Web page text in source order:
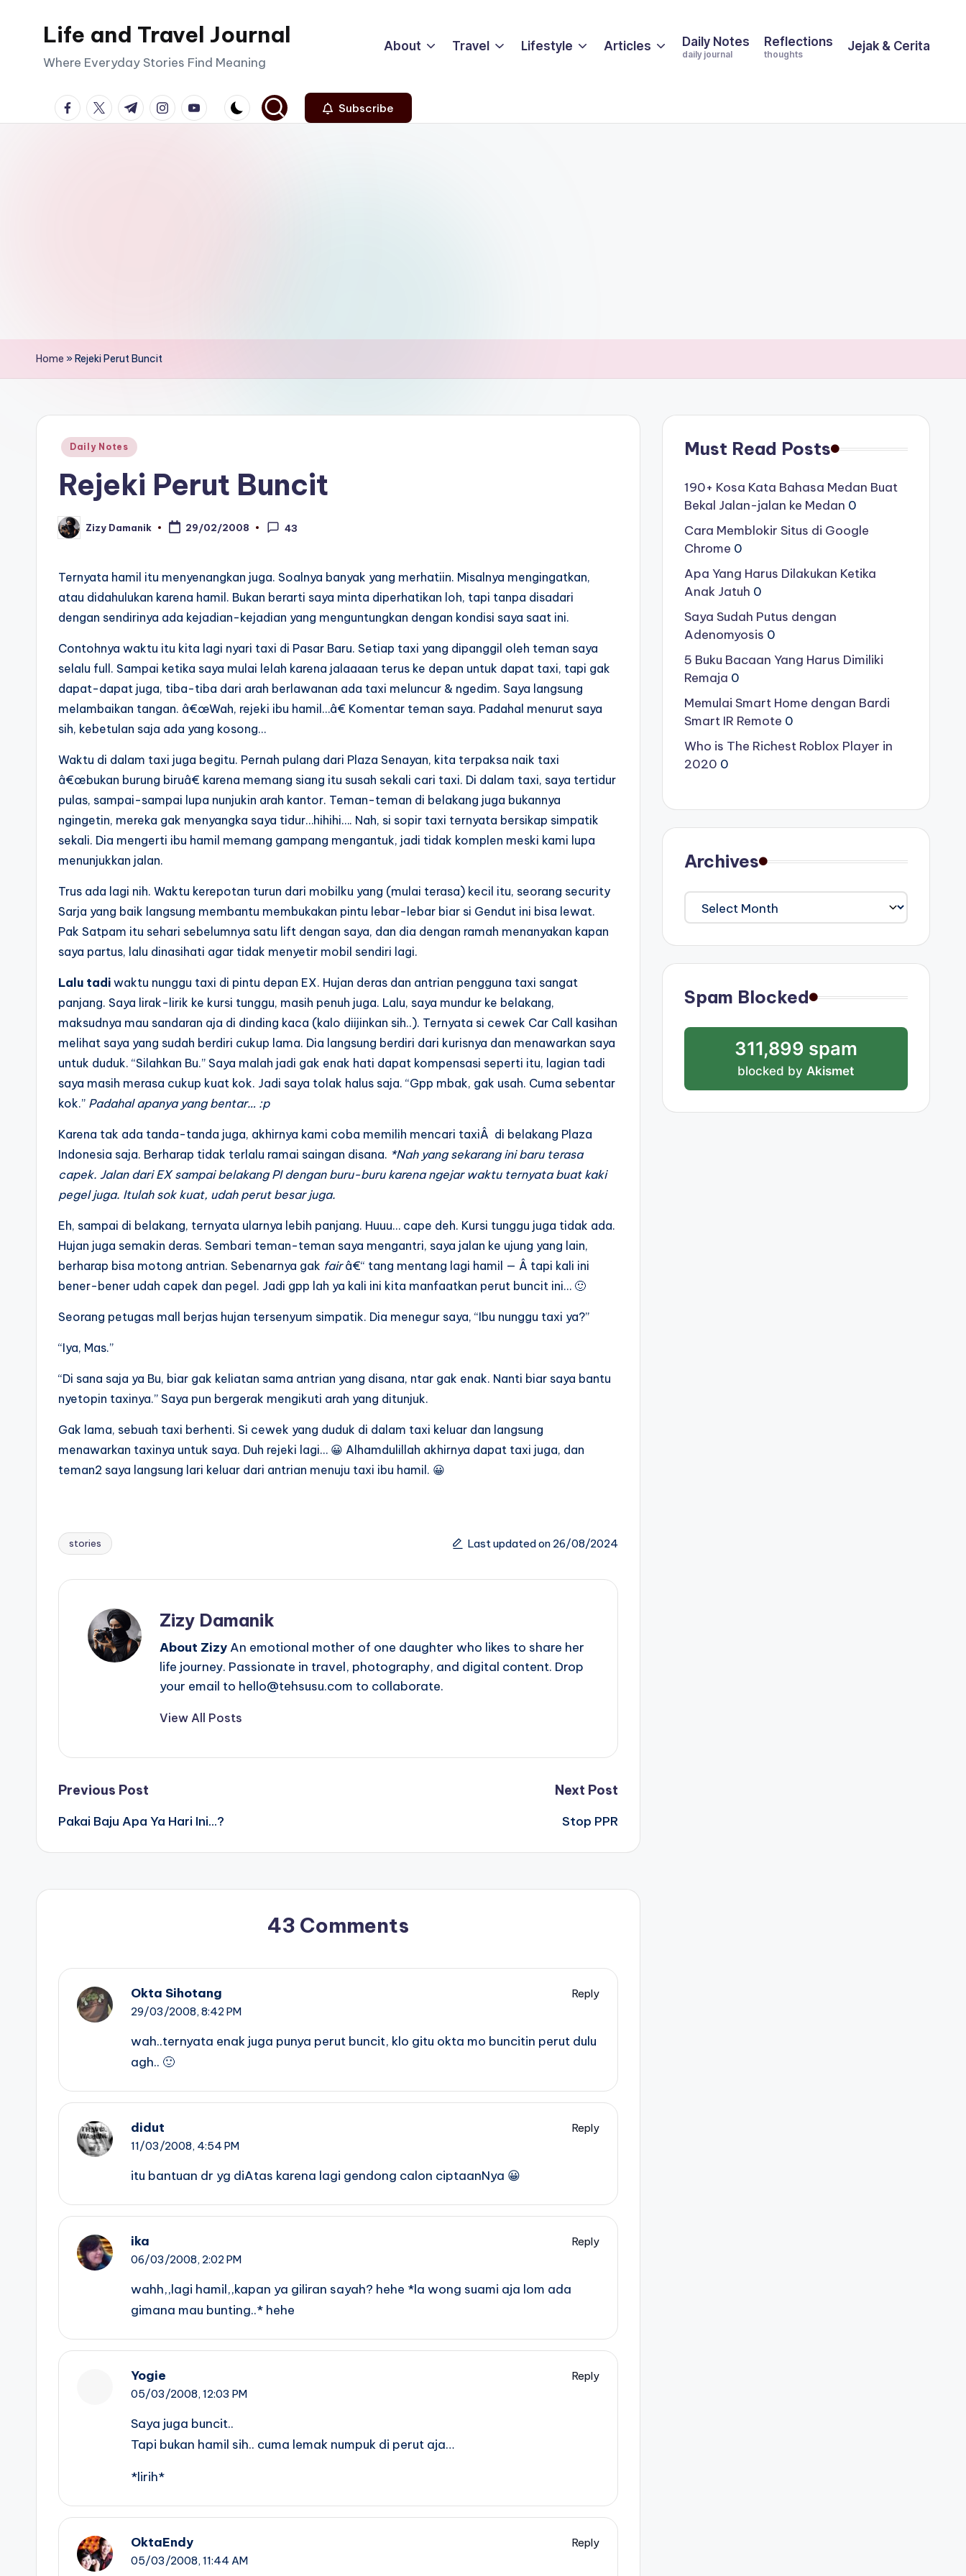
Life and Travel Journal
Where Everyday Stories Find Meaning
About Travel Lifestyle Articles Daily Notes
daily journal
Reflections
thoughts
Jejak & Cerita
facebook.com
twitter.com
t.me instagram.com
youtube.com Subscribe
Home »Rejeki Perut Buncit
Posted
Daily Notes
Rejeki Perut Buncit
Posted
by
Zizy Damanik 29/02/2008 43
Ternyata hamil itu menyenangkan juga. Soalnya banyak yang merhatiin. Misalnya mengingatkan,
atau didahulukan karena hamil. Bukan berarti saya minta diperhatikan loh, tapi tanpa disadari
dengan sendirinya ada kejadian-kejadian yang menguntungkan dengan kondisi saya saat ini.
Contohnya waktu itu kita lagi nyari taxi di Pasar Baru. Setiap taxi yang dipanggil oleh teman saya
selalu full. Sampai ketika saya mulai lelah karena jalaaaan terus ke depan untuk dapat taxi, tapi gak
dapat-dapat juga, tiba-tiba dari arah berlawanan ada taxi meluncur & ngedim. Saya langsung
melambaikan tangan. â€œWah, rejeki ibu hamil…â€ Komentar teman saya. Padahal menurut saya
sih, kebetulan saja ada yang kosong…
Waktu di dalam taxi juga begitu. Pernah pulang dari Plaza Senayan, kita terpaksa naik taxi
â€œbukan burung biruâ€ karena memang siang itu susah sekali cari taxi. Di dalam taxi, saya tertidur
pulas, sampai-sampai lupa nunjukin arah kantor. Teman-teman di belakang juga bukannya
ngingetin, mereka gak menyangka saya tidur…hihihi…. Nah, si sopir taxi ternyata bersikap simpatik
sekali. Dia mengerti ibu hamil memang gampang mengantuk, jadi tidak komplen meski kami lupa
menunjukkan jalan.
Trus ada lagi nih. Waktu kerepotan turun dari mobilku yang (mulai terasa) kecil itu, seorang security
Sarja yang baik langsung membantu membukakan pintu lebar-lebar biar si Gendut ini bisa lewat.
Pak Satpam itu sehari sebelumnya satu lift dengan saya, dan dia dengan ramah menanyakan kapan
saya partus, lalu dinasihati agar tidak menyetir mobil sendiri lagi.
Lalu tadi waktu nunggu taxi di pintu depan EX. Hujan deras dan antrian pengguna taxi sangat
panjang. Saya lirak-lirik ke kursi tunggu, masih penuh juga. Lalu, saya mundur ke belakang,
maksudnya mau sandaran aja di dinding kaca (kalo diijinkan sih..). Ternyata si cewek Car Call kasihan
melihat saya yang sudah berdiri cukup lama. Dia langsung berdiri dari kurisnya dan menawarkan saya
untuk duduk. “Silahkan Bu.” Saya malah jadi gak enak hati dapat kompensasi seperti itu, lagian tadi
saya masih merasa cukup kuat kok. Jadi saya tolak halus saja. “Gpp mbak, gak usah. Cuma sebentar
kok.” Padahal apanya yang bentar… :p
Karena tak ada tanda-tanda juga, akhirnya kami coba memilih mencari taxiÂ di belakang Plaza
Indonesia saja. Berharap tidak terlalu ramai saingan disana. *Nah yang sekarang ini baru terasa
capek. Jalan dari EX sampai belakang PI dengan buru-buru karena ngejar waktu ternyata buat kaki
pegel juga. Itulah sok kuat, udah perut besar juga.
Eh, sampai di belakang, ternyata ularnya lebih panjang. Huuu… cape deh. Kursi tunggu juga tidak ada.
Hujan juga semakin deras. Sembari teman-teman saya mengantri, saya jalan ke ujung yang lain,
berharap bisa motong antrian. Sebenarnya gak fairâ€“ tang mentang lagi hamil — Â tapi kali ini
bener-bener udah capek dan pegel. Jadi gpp lah ya kali ini kita manfaatkan perut buncit ini… 🙂
Seorang petugas mall berjas hujan tersenyum simpatik. Dia menegur saya, “Ibu nunggu taxi ya?”
“Iya, Mas.”
“Di sana saja ya Bu, biar gak keliatan sama antrian yang disana, ntar gak enak. Nanti biar saya bantu
nyetopin taxinya.” Saya pun bergerak mengikuti arah yang ditunjuk.
Gak lama, sebuah taxi berhenti. Si cewek yang duduk di dalam taxi keluar dan langsung
menawarkan taxinya untuk saya. Duh rejeki lagi… 😀 Alhamdulillah akhirnya dapat taxi juga, dan
teman2 saya langsung lari keluar dari antrian menuju taxi ibu hamil. 😀
Tags:
stories Last updated on 26/08/2024
Zizy Damanik
About Zizy An emotional mother of one daughter who likes to share her
life journey. Passionate in travel, photography, and digital content. Drop
your email to hello@tehsusu.com to collaborate.
View All Posts
Post
navigation
Previous Post
Pakai Baju Apa Ya Hari Ini…?
Next Post
Stop PPR
43 Comments
Okta Sihotang
Reply
29/03/2008, 8:42 PM
wah..ternyata enak juga punya perut buncit, klo gitu okta mo buncitin perut dulu
agh.. 🙂
didut
Reply
11/03/2008, 4:54 PM
itu bantuan dr yg diAtas karena lagi gendong calon ciptaanNya 😀
ika
Reply
06/03/2008, 2:02 PM
wahh,,lagi hamil,,kapan ya giliran sayah? hehe *la wong suami aja lom ada
gimana mau bunting..* hehe
Yogie
Reply
05/03/2008, 12:03 PM
Saya juga buncit..
Tapi bukan hamil sih.. cuma lemak numpuk di perut aja…
*lirih*
OktaEndy
Reply
05/03/2008, 11:44 AM
Must Read Posts
190+ Kosa Kata Bahasa Medan Buat
Bekal Jalan-jalan ke Medan 0
Cara Memblokir Situs di Google
Chrome 0
Apa Yang Harus Dilakukan Ketika
Anak Jatuh 0
Saya Sudah Putus dengan
Adenomyosis 0
5 Buku Bacaan Yang Harus Dimiliki
Remaja 0
Memulai Smart Home dengan Bardi
Smart IR Remote 0
Who is The Richest Roblox Player in
2020 0
Archives
Archives
Spam Blocked
311,899 spam
blocked byAkismet